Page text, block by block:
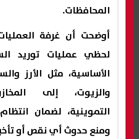
المحافظات.
أوضحت أن غرفة
لحظي عمليات توريد
الأساسية، مثل الأرز
والزيوت، إلى
التموينية، لضمان
ومنع حدوث أي نقص أو